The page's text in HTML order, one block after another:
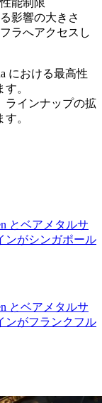
影響の大きさ
ラへアクセスし
における最高性
。
ラインナップの拡
。
とベアメタルサ
ンがシンガポール
とベアメタルサ
ンがフランクフル